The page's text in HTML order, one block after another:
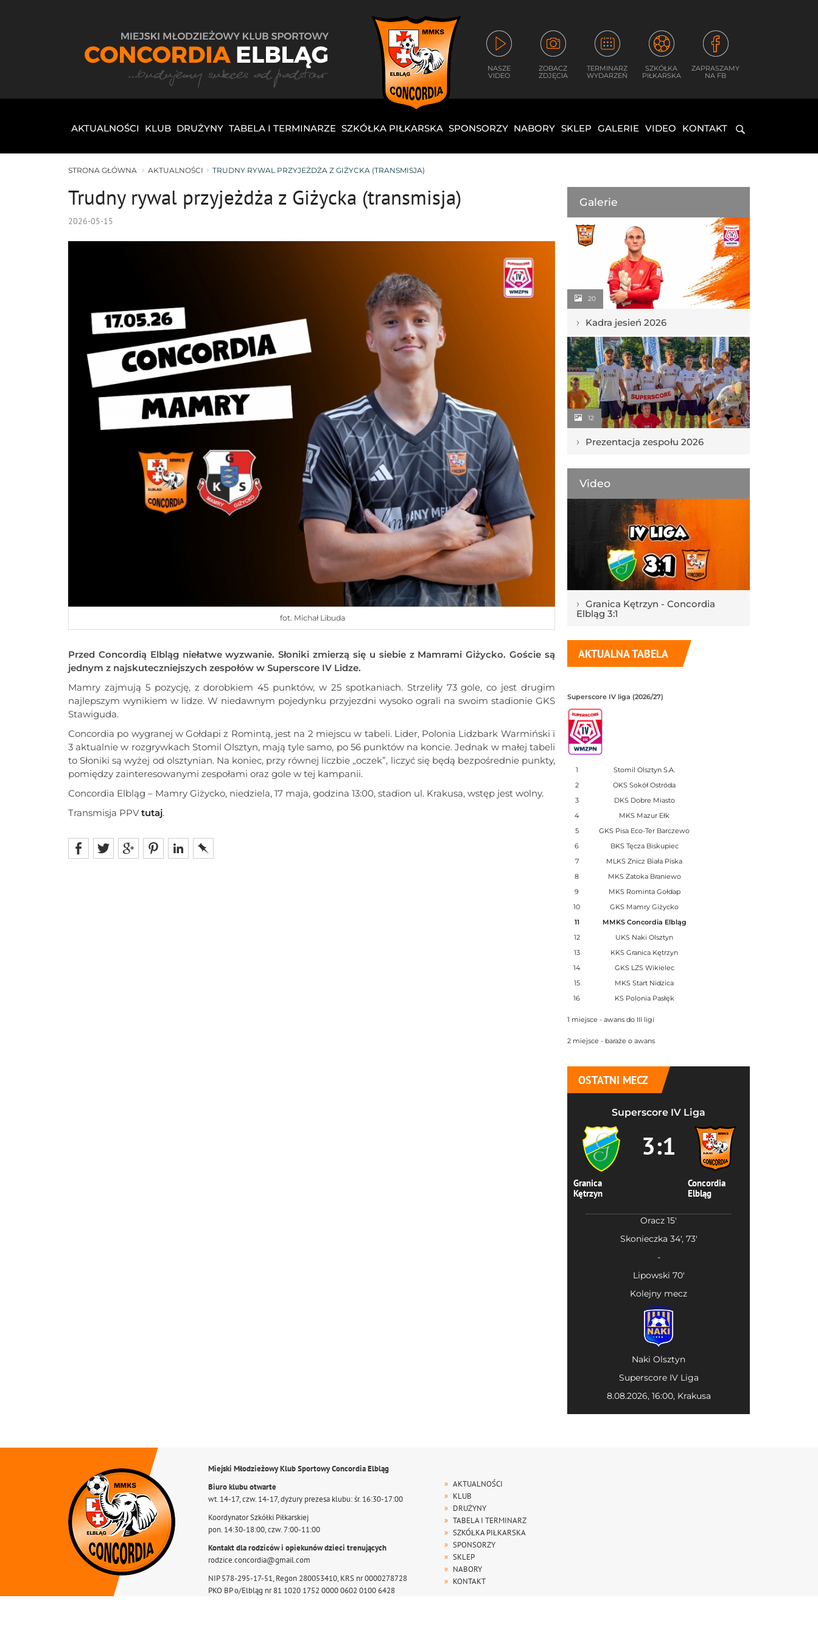
NASZE
VIDEO
ZOBACZ
ZDJĘCIA
TERMINARZ
WYDARZEŃ
SZKÓŁKA
PIŁKARSKA
ZAPRASZAMY
NA FB
AKTUALNOŚCI KLUB DRUŻYNY TABELA I TERMINARZE SZKÓŁKA PIŁKARSKA SPONSORZY NABORY SKLEP GALERIE VIDEO KONTAKT
STRONA GŁÓWNA AKTUALNOŚCI TRUDNY RYWAL PRZYJEŻDŻA Z GIŻYCKA (TRANSMISJA)
Trudny rywal przyjeżdża z Giżycka (transmisja)
2026-05-15
fot. Michał Libuda
Przed Concordią Elbląg niełatwe wyzwanie. Słoniki zmierzą się u siebie z Mamrami Giżycko. Goście są
jednym z najskuteczniejszych zespołów w Superscore IV Lidze.
Mamry zajmują 5 pozycję, z dorobkiem 45 punktów, w 25 spotkaniach. Strzeliły 73 gole, co jest drugim
najlepszym wynikiem w lidze. W niedawnym pojedynku przyjezdni wysoko ograli na swoim stadionie GKS
Stawiguda.
Concordia po wygranej w Gołdapi z Romintą, jest na 2 miejscu w tabeli. Lider, Polonia Lidzbark Warmiński i
3 aktualnie w rozgrywkach Stomil Olsztyn, mają tyle samo, po 56 punktów na koncie. Jednak w małej tabeli
to Słoniki są wyżej od olsztynian. Na koniec, przy równej liczbie „oczek”, liczyć się będą bezpośrednie punkty,
pomiędzy zainteresowanymi zespołami oraz gole w tej kampanii.
Concordia Elbląg – Mamry Giżycko, niedziela, 17 maja, godzina 13:00, stadion ul. Krakusa, wstęp jest wolny.
Transmisja PPVtutaj.
Galerie
20
› Kadra jesień 2026
12
› Prezentacja zespołu 2026
Video
› Granica Kętrzyn - Concordia
Elbląg 3:1
AKTUALNA TABELA
Superscore IV liga (2026/27)
1
Stomil Olsztyn S.A.
2
OKS Sokół Ostróda
3
DKS Dobre Miasto
4
MKS Mazur Ełk
5
GKS Pisa Eco-Ter Barczewo
6
BKS Tęcza Biskupiec
7
MLKS Znicz Biała Piska
8
MKS Zatoka Braniewo
9
MKS Rominta Gołdap
10
GKS Mamry Giżycko
11
MMKS Concordia Elbląg
12
UKS Naki Olsztyn
13
KKS Granica Kętrzyn
14
GKS LZS Wikielec
15
MKS Start Nidzica
16
KS Polonia Pasłęk
1 miejsce - awans do III ligi
2 miejsce - baraże o awans
OSTATNI MECZ
Superscore IV Liga
Granica
Kętrzyn
3:1
Concordia
Elbląg
Oracz 15'
Skonieczka 34', 73'
-
Lipowski 70'
Kolejny mecz
Naki Olsztyn
Superscore IV Liga
8.08.2026, 16:00, Krakusa
Miejski Młodzieżowy Klub Sportowy Concordia Elbląg
Biuro klubu otwarte
wt. 14-17, czw. 14-17, dyżury prezesa klubu: śr. 16:30-17:00
Koordynator Szkółki Piłkarskiej
pon. 14:30-18:00, czw. 7:00-11:00
Kontakt dla rodziców i opiekunów dzieci trenujących
rodzice.concordia@gmail.com
NIP 578-295-17-51, Regon 280053410, KRS nr 0000278728
PKO BP o/Elbląg nr 81 1020 1752 0000 0602 0100 6428
AKTUALNOŚCI
KLUB
DRUŻYNY
TABELA I TERMINARZ
SZKÓŁKA PIŁKARSKA
SPONSORZY
SKLEP
NABORY
KONTAKT